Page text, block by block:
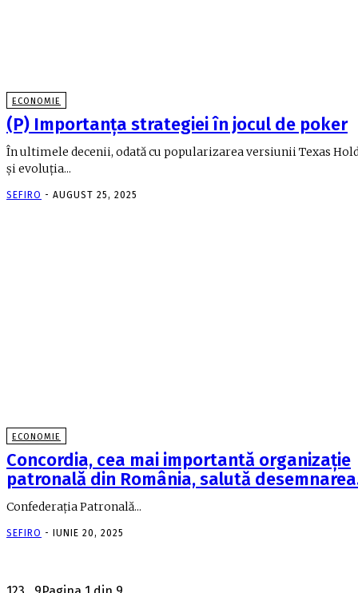
ECONOMIE
(P) Importanţa strategiei în jocul de poker
În ultimele decenii, odată cu popularizarea versiunii Texas
şi evoluţia...
SEFIRO - AUGUST 25, 2025
ECONOMIE
Concordia, cea mai importantă organizaţie
patronală din România, salută
Confederaţia Patronală...
SEFIRO - IUNIE 20, 2025